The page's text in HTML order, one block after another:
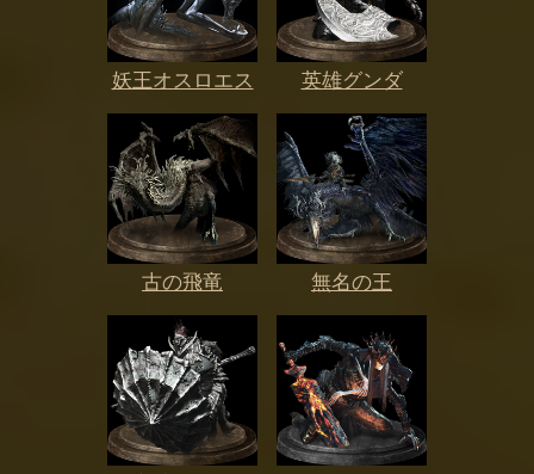
妖王オスロエス 英雄グンダ
古の飛竜 無名の王